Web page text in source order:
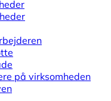
på virksomheden